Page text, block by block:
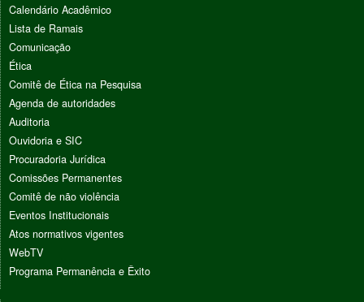
Calendário Acadêmico
Lista de Ramais
Comunicação
Ética
Comitê de Ética na Pesquisa
Agenda de autoridades
Auditoria
Ouvidoria e SIC
Procuradoria Jurídica
Comissões Permanentes
Comitê de não violência
Eventos Institucionais
Atos normativos vigentes
WebTV
Programa Permanência e Êxito